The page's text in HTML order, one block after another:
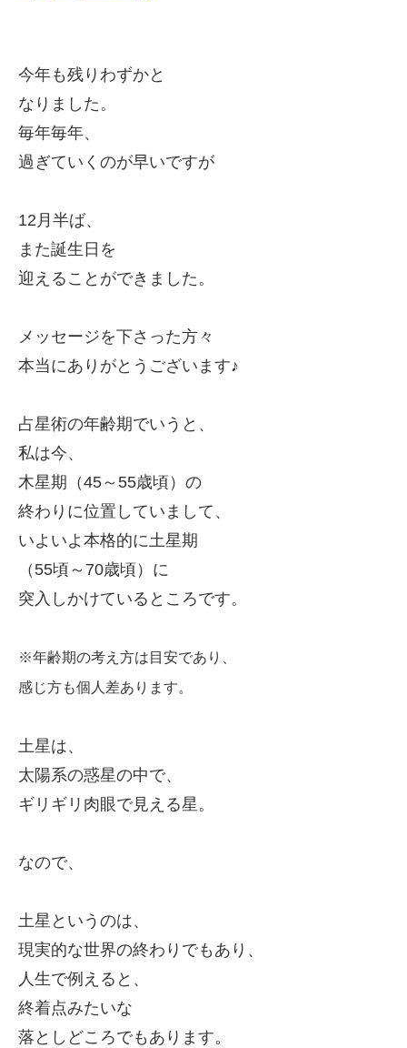
今年も残りわずかと
なりました。
毎年毎年、
過ぎていくのが早いですが
12月半ば、
また誕生日を
迎えることができました。
メッセージを下さった方々
本当にありがとうございます♪
占星術の年齢期でいうと、
私は今、
木星期（45～55歳頃） の
終わりに位置していまして、
いよいよ本格的に土星期
（55頃～70歳頃）に
突入 しかけているところです。
※年齢期の考え方は目安であり、
感じ方も個人差あります。
土星は、
太陽系の惑星の中で、
ギリギリ肉眼で見える星。
なので、
土星というのは、
現実的な世界の終わりでもあり、
人生で例えると、
終着点みたいな
落としどころでもあります。